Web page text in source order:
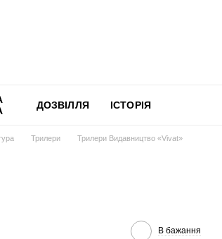
ДОЗВІЛЛЯ ІСТОРІЯ
Трилери
Трилери Видавництво «Vivat»
В бажання